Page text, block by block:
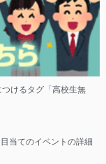
けるタグ「高校生無
当てのイベントの詳細